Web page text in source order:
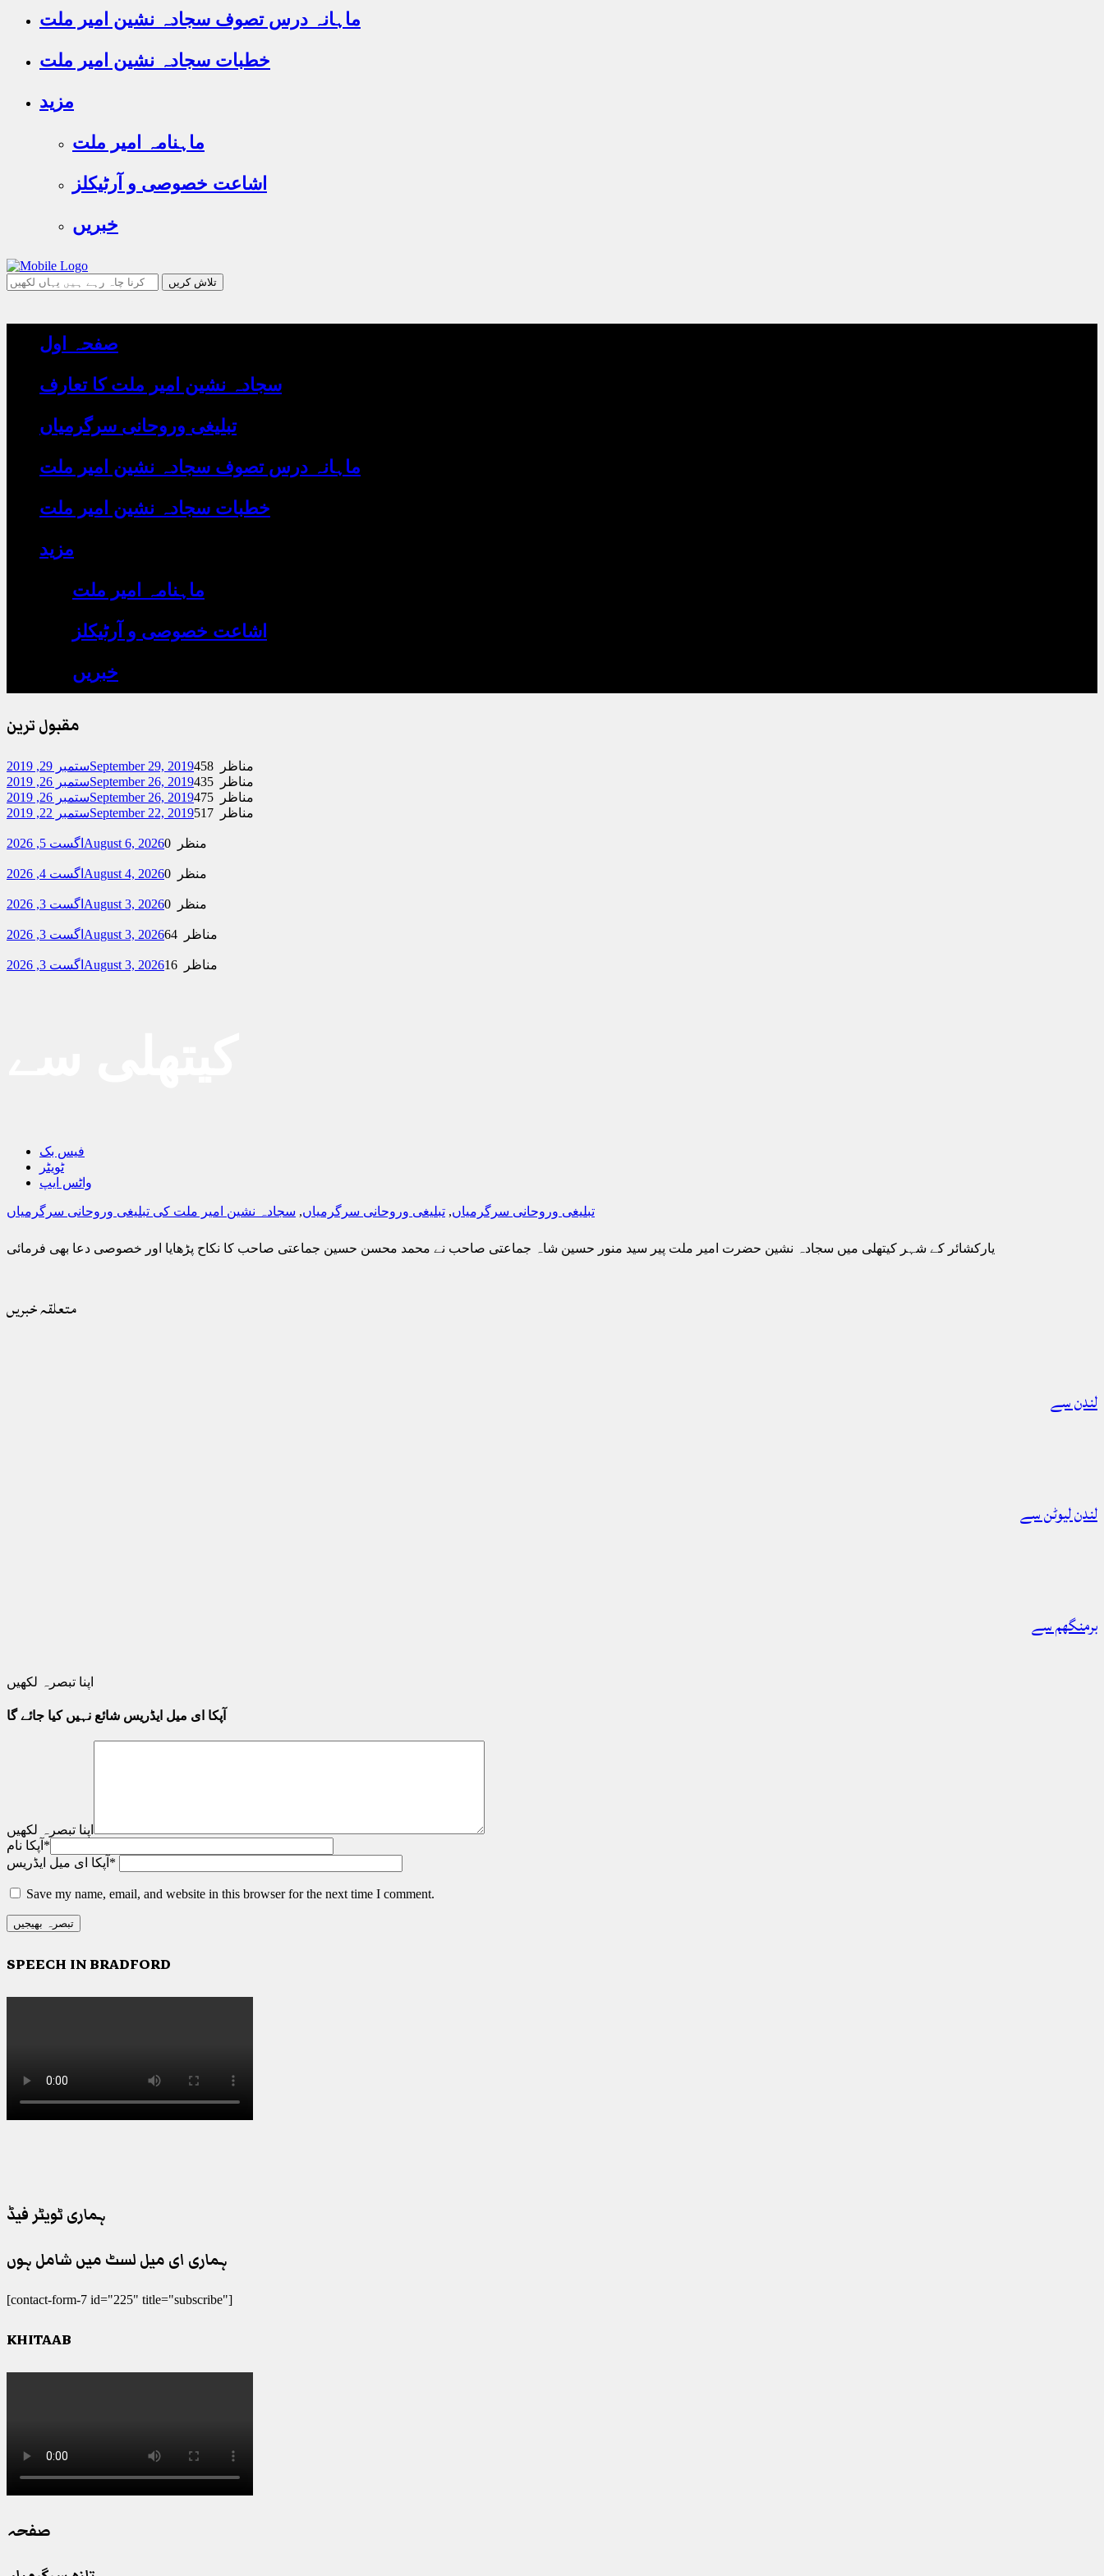
ماہانہ درس تصوف سجادہ نشین امیر ملت
خطبات سجادہ نشین امیر ملت
مزید
ماہنامہ امیر ملت
اشاعت خصوصی و آرٹیکلز
خبریں
جو
چاہ
صفحہ اول
سجادہ نشین امیر ملت کا تعارف
تبلیغی وروحانی سرگرمیاں
ماہانہ درس تصوف سجادہ نشین امیر ملت
خطبات سجادہ نشین امیر ملت
مزید
ماہنامہ امیر ملت
اشاعت خصوصی و آرٹیکلز
خبریں
مقبول ترین
ستمبر 29, 2019September 29, 2019
458 مناظر
ستمبر 26, 2019September 26, 2019
435 مناظر
ستمبر 26, 2019September 26, 2019
475 مناظر
ستمبر 22, 2019September 22, 2019 517 مناظر
اگست 5, 2026 August 6, 2026 0 منظر
اگست 4, 2026 August 4, 2026 0 منظر
اگست 3, 2026 August 3, 2026 0 منظر
اگست 3, 2026 August 3, 2026 64 مناظر
اگست 3, 2026 August 3, 2026 16 مناظر
فیس بک
ٹویٹر
واٹس ایپ
تبلیغی وروحانی سرگرمیاں, تبلیغی وروحانی سرگرمیاں, سجادہ نشین امیر ملت کی تبلیغی وروحانی سرگرمیاں
یارکشائر کے شہر کیتھلی میں سجادہ نشین حضرت امیر ملت پیر سید منور حسین شاہ جماعتی صاحب نے محمد محسن حسین جماعتی صاحب کا نکاح پڑھایا اور خصوصی دعا بھی فرمائی
متعلقہ خبریں
لندن سے
لندن لیوٹن سے
برمنگھم سے
اپنا تبصرہ لکھیں
آپکا ای میل ایڈریس شائع نہیں کیا جائے گا
اپنا تبصرہ لکھیں
آپکا نام *
آپکا ای میل ایڈریس *
Save my name, email, and website in this browser for the next time I comment.
SPEECH IN BRADFORD
ہماری ٹویٹر فیڈ
ہماری ای میل لسٹ میں شامل ہوں
[contact-form-7 id="225" title="subscribe"]
KHITAAB
صفحہ